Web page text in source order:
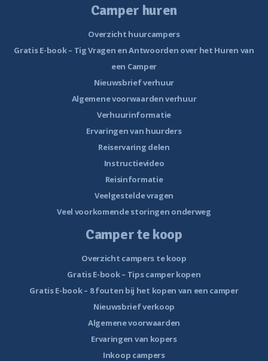
Camper huren
Overzicht huurcampers
Gratis E-book – Tig Vragen en Antwoorden over het Huren van
een Camper
Nieuwsbrief verhuur
Algemene voorwaarden verhuur
Verhuurinformatie
Ervaringen van huurders
Reiservaring delen
Instructievideo
Reisinformatie
Veelgestelde vragen
Veel voorkomende storingen onderweg
Camper te koop
Overzicht campers te koop
Gratis E-book – Tips camper kopen
Gratis E-book – 8 fouten bij het kopen van een camper
Nieuwsbrief verkoop
Algemene voorwaarden
Ervaringen van kopers
Inkoop campers